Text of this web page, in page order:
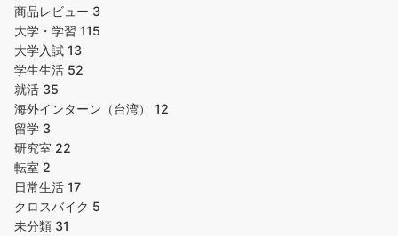
商品レビュー 3
大学・学習 115
大学入試 13
学生生活 52
就活 35
海外インターン（台湾） 12
留学 3
研究室 22
転室 2
日常生活 17
クロスバイク 5
未分類 31